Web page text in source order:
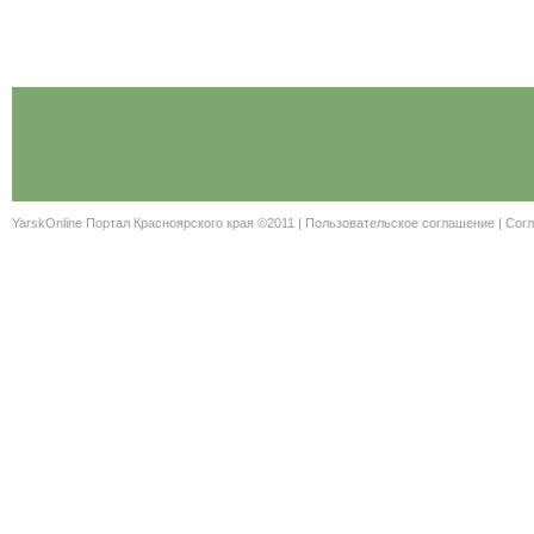
YarskOnline Портал Красноярского края ©2011 | Пользовательское соглашение |